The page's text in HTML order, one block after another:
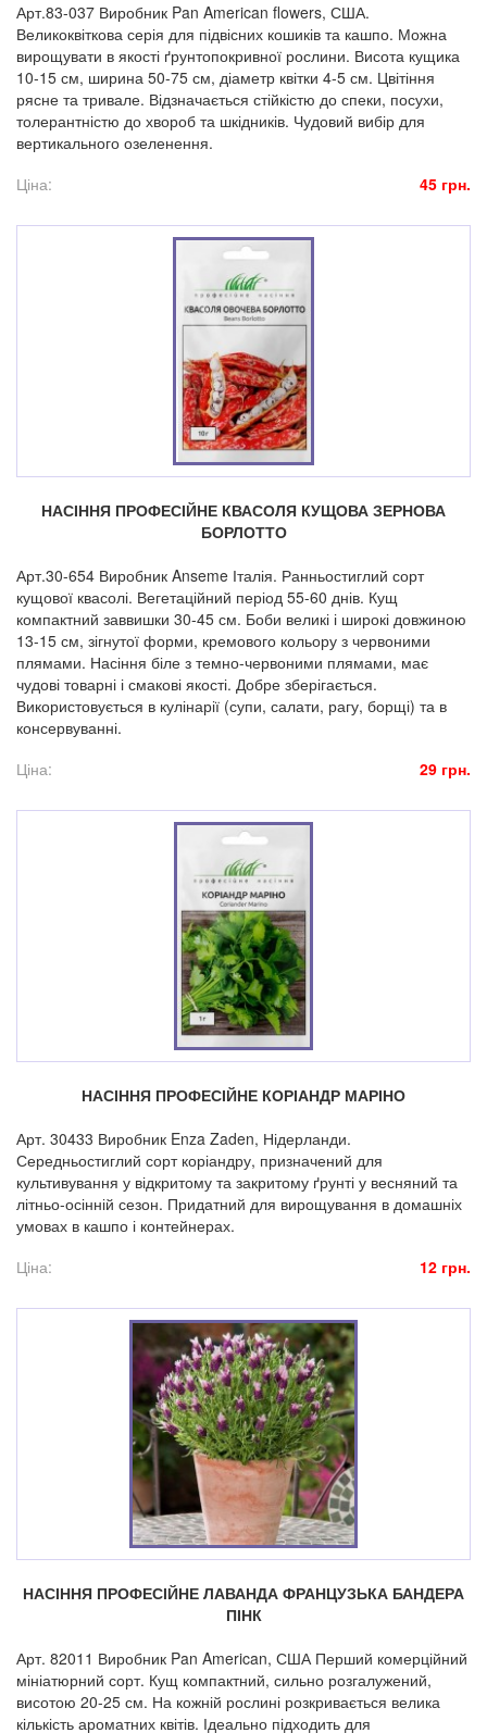
Арт.83-037 Виробник Pan American flowers, США.
Великоквіткова серія для підвісних кошиків та кашпо. Можна
вирощувати в якості ґрунтопокривної рослини. Висота кущика
10-15 см, ширина 50-75 см, діаметр квітки 4-5 см. Цвітіння
рясне та тривале. Відзначається стійкістю до спеки, посухи,
толерантністю до хвороб та шкідників. Чудовий вибір для
вертикального озеленення.
Ціна:
45 грн.
НАСІННЯ ПРОФЕСІЙНЕ КВАСОЛЯ КУЩОВА ЗЕРНОВА
БОРЛОТТО
Арт.30-654 Виробник Anseme Італія. Ранньостиглий сорт
кущової квасолі. Вегетаційний період 55-60 днів. Кущ
компактний заввишки 30-45 см. Боби великі і широкі довжиною
13-15 см, зігнутої форми, кремового кольору з червоними
плямами. Насіння біле з темно-червоними плямами, має
чудові товарні і смакові якості. Добре зберігається.
Використовується в кулінарії (супи, салати, рагу, борщі) та в
консервуванні.
Ціна:
29 грн.
НАСІННЯ ПРОФЕСІЙНЕ КОРІАНДР МАРІНО
Арт. 30433 Виробник Enza Zaden, Нідерланди.
Середньостиглий сорт коріандру, призначений для
культивування у відкритому та закритому ґрунті у весняний та
літньо-осінній сезон. Придатний для вирощування в домашніх
умовах в кашпо і контейнерах.
Ціна:
12 грн.
НАСІННЯ ПРОФЕСІЙНЕ ЛАВАНДА ФРАНЦУЗЬКА БАНДЕРА
ПІНК
Арт. 82011 Виробник Pan American, США Перший комерційний
мініатюрний сорт. Кущ компактний, сильно розгалужений,
висотою 20-25 см. На кожній рослині розкривається велика
кількість ароматних квітів. Ідеально підходить для